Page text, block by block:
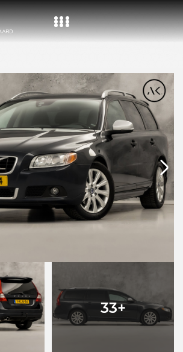
Aanbod
Diensten
Over ons
Vacature
Contact
33+